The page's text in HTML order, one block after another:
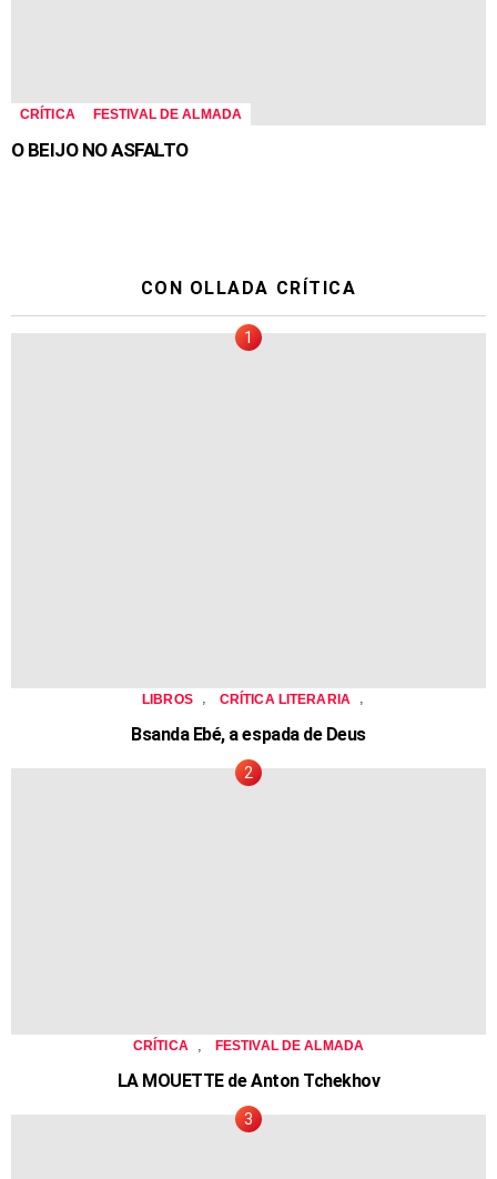
CRÍTICA FESTIVAL DE ALMADA
O BEIJO NO ASFALTO
CON OLLADA CRÍTICA
LIBROS , CRÍTICA LITERARIA ,
Bsanda Ebé, a espada de Deus
CRÍTICA FESTIVAL DE ALMADA
LA MOUETTE de Anton Tchekhov